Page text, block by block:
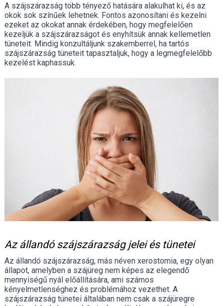
A szájszárazság több tényező hatására alakulhat ki, és az
okok sok színűek lehetnek. Fontos azonosítani és kezelni
ezeket az okokat annak érdekében, hogy megfelelően
kezeljük a szájszárazságot és enyhítsük annak kellemetlen
tüneteit. Mindig konzultáljunk szakemberrel, ha tartós
szájszárazság tüneteit tapasztaljuk, hogy a legmegfelelőbb
kezelést kaphassuk.
Az állandó szájszárazság jelei és tünetei
Az állandó szájszárazság, más néven xerostomia, egy olyan
állapot, amelyben a szájüreg nem képes az elegendő
mennyiségű nyál előállítására, ami számos
kényelmetlenséghez és problémához vezethet. A
szájszárazság tünetei általában nem csak a szájüregre